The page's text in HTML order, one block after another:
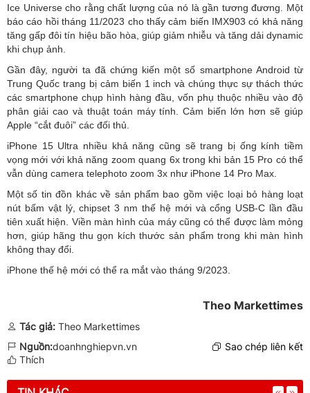
Ice Universe cho rằng chất lượng của nó là gần tương đương. Một
báo cáo hồi tháng 11/2023 cho thấy cảm biến IMX903 có khả năng
tăng gấp đôi tín hiệu bão hòa, giúp giảm nhiễu và tăng dải dynamic
khi chụp ảnh.
Gần đây, người ta đã chứng kiến một số smartphone Android từ
Trung Quốc trang bị cảm biến 1 inch và chúng thực sự thách thức
các smartphone chụp hình hàng đầu, vốn phụ thuộc nhiều vào độ
phân giải cao và thuật toán máy tính. Cảm biến lớn hơn sẽ giúp
Apple “cắt đuôi” các đối thủ.
iPhone 15 Ultra nhiều khả năng cũng sẽ trang bị ống kính tiềm
vọng mới với khả năng zoom quang 6x trong khi bản 15 Pro có thể
vẫn dùng camera telephoto zoom 3x như iPhone 14 Pro Max.
Một số tin đồn khác về sản phẩm bao gồm việc loại bỏ hàng loạt
nút bấm vật lý, chipset 3 nm thế hệ mới và cổng USB-C lần đầu
tiên xuất hiện. Viền màn hình của máy cũng có thể được làm mỏng
hơn, giúp hãng thu gọn kích thước sản phẩm trong khi màn hình
không thay đổi.
iPhone thế hệ mới có thể ra mắt vào tháng 9/2023.
Theo Markettimes
Tác giả: Theo Markettimes
Nguồn:doanhnghiepvn.vn
Sao chép liên kết
Thích